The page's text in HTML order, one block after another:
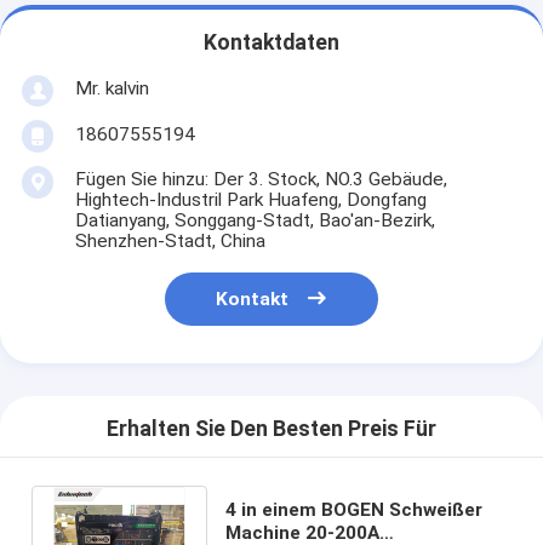
Kontaktdaten
Mr. kalvin
18607555194
Fügen Sie hinzu: Der 3. Stock, NO.3 Gebäude,
Hightech-Industril Park Huafeng, Dongfang
Datianyang, Songgang-Stadt, Bao'an-Bezirk,
Shenzhen-Stadt, China
Kontakt
Erhalten Sie Den Besten Preis Für
4 in einem BOGEN Schweißer
Machine 20-200A